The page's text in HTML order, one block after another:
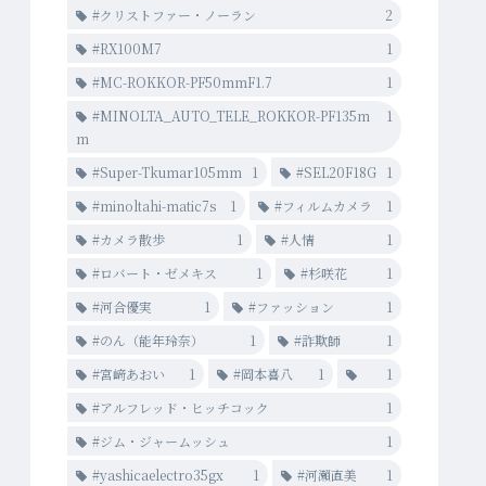
#クリストファー・ノーラン
2
#RX100M7
1
#MC-ROKKOR-PF50mmF1.7
1
#MINOLTA_AUTO_TELE_ROKKOR-PF135m
m
1
#Super-Tkumar105mm 1 #SEL20F18G
1
#minoltahi-matic7s
1 #フィルムカメラ
1
#カメラ散歩
1 #人情
1
#ロバート・ゼメキス
1 #杉咲花
1
#河合優実
1 #ファッション
1
#のん（能年玲奈）
1 #詐欺師
1
#宮﨑あおい
1 #岡本喜八 1
1
#アルフレッド・ヒッチコック
1
#ジム・ジャームッシュ
1
#yashicaelectro35gx
1 #河瀨直美 1